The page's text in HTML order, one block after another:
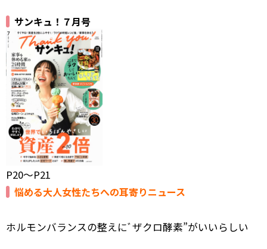
サンキュ！７月号
P20～P21
悩める大人女性たちへの耳寄りニュース
ホルモンバランスの整えにﾞザクロ酵素”がいいらしい